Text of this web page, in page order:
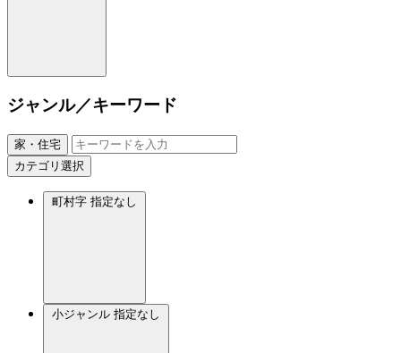
ジャンル／キーワード
家・住宅
カテゴリ選択
町村字 指定なし
小ジャンル 指定なし